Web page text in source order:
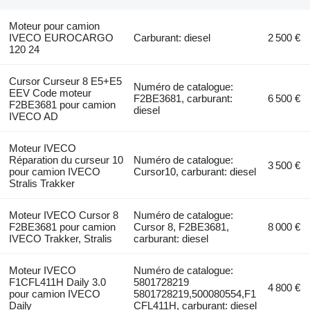
Moteur pour camion
IVECO EUROCARGO
120 24
Carburant: diesel 2 500 €
Cursor Curseur 8 E5+E5
EEV Code moteur
F2BE3681 pour camion
IVECO AD
Numéro de catalogue:
F2BE3681, carburant:
diesel
6 500 €
Moteur IVECO
Réparation du curseur 10
pour camion IVECO
Stralis Trakker
Numéro de catalogue:
Cursor10, carburant: diesel
3 500 €
Moteur IVECO Cursor 8
F2BE3681 pour camion
IVECO Trakker, Stralis
Numéro de catalogue:
Cursor 8, F2BE3681,
carburant: diesel
8 000 €
Moteur IVECO
F1CFL411H Daily 3.0
pour camion IVECO
Daily
Numéro de catalogue:
5801728219
5801728219,500080554,F1
CFL411H, carburant: diesel
4 800 €